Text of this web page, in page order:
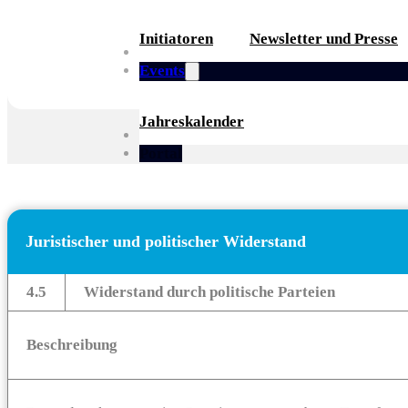
Initiatoren Newsletter und Presse
Events
Jahreskalender
Juristischer und politischer Widerstand
4.5 Widerstand durch politische Parteien
Beschreibung